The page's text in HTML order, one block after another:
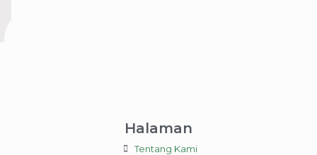
Halaman
Tentang Kami